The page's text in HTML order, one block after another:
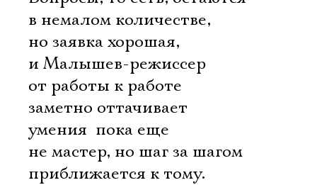
в немалом количестве,
но заявка хорошая,
и Малышев-режиссер
от работы к работе
заметно оттачивает
умения  пока еще
не мастер, но шаг за шагом
приближается к тому.